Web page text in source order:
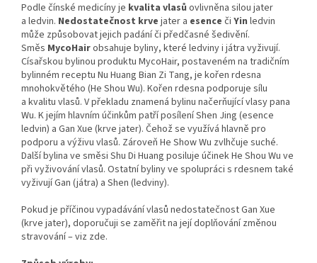
Podle čínské medicíny je kvalita vlasů ovlivněna silou jater
a ledvin. Nedostatečnost krve jater a esence či Yin ledvin
může způsobovat jejich padání či předčasné šedivění.
Směs MycoHairobsahuje byliny, které ledviny i játra vyživují.
Císařskou bylinou produktu MycoHair, postaveném na tradičním
bylinném receptu Nu Huang Bian Zi Tang, je kořen rdesna
mnohokvětého (He Shou Wu). Kořen rdesna podporuje sílu
a kvalitu vlasů. V překladu znamená bylinu načerňující vlasy pana
Wu. K jejím hlavním účinkům patří posílení Shen Jing (esence
ledvin) a Gan Xue (krve jater). Čehož se využívá hlavně pro
podporu a výživu vlasů. Zároveň He Show Wu zvlhčuje suché.
Další bylina ve směsi Shu Di Huang posiluje účinek He Shou Wu ve
při vyživování vlasů. Ostatní byliny ve spolupráci s rdesnem také
vyživují Gan (játra) a Shen (ledviny).
Pokud je příčinou vypadávání vlasů nedostatečnost Gan Xue
(krve jater), doporučuji se zaměřit na její doplňování změnou
stravování – viz zde.